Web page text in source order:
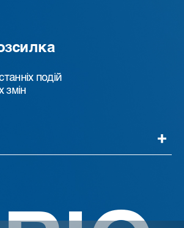
подій
змін